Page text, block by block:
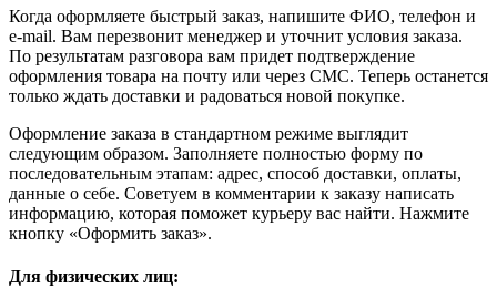
Когда оформляете быстрый заказ, напишите ФИО, телефон и
e-mail. Вам перезвонит менеджер и уточнит условия заказа.
По результатам разговора вам придет подтверждение
оформления товара на почту или через СМС. Теперь останется
только ждать доставки и радоваться новой покупке.
Оформление заказа в стандартном режиме выглядит
следующим образом. Заполняете полностью форму по
последовательным этапам: адрес, способ доставки, оплаты,
данные о себе. Советуем в комментарии к заказу написать
информацию, которая поможет курьеру вас найти. Нажмите
кнопку «Оформить заказ».
Для физических лиц: